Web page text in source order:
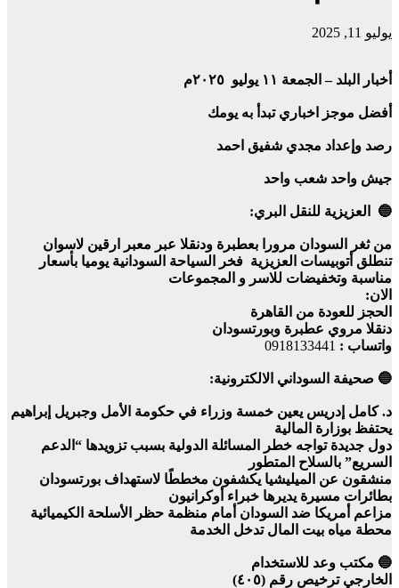
يوليو 11, 2025
أخبار البلد – الجمعة ١١ يوليو ٢٠٢٥م
أفضل موجز اخباري تبدأ به يومك
رصد وإعداد مجدي شفيق احمد
جيش واحد شعب واحد
🔵 العزيزية للنقل البري:
من ثغر السودان مرورا بعطبرة ودنقلا عبر معبر ارقين لاسوان
تنطلق أتوبيسات العزيزية فخر السياحة السودانية يوميا بأسعار
مناسبة وتخفيضات للاسر و المجموعات
الان:
الحجز للعودة من القاهرة
دنقلا مروي عطبرة وبورتسودان
واتساب : 0918133441
🔵 صحيفة السوداني الالكترونية:
د. كامل إدريس يعين خمسة وزراء في حكومة الأمل وجبريل إبراهيم
يحتفظ بوزارة المالية
دول جديدة تواجه خطر المسائلة الدولية بسبب تزويدها “الدعم
السريع” بالسلاح المتطور
منشقون عن الميليشيا يكشفون مخططًا لاستهداف بورتسودان
بطائرات مسيرة يديرها خبراء أوكرانيون
مزاعم أمريكا ضد السودان أمام منظمة حظر الأسلحة الكيميائية
محطة مياه بيت المال تدخل الخدمة
🔵 مكتب وعد للاستخدام
الخارجي ترخيص رقم (٤٠٥)